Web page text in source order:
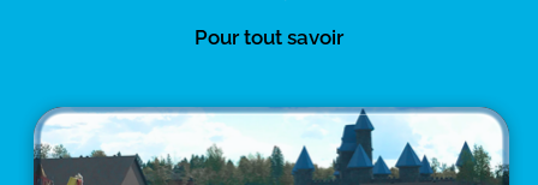
Pour tout savoir